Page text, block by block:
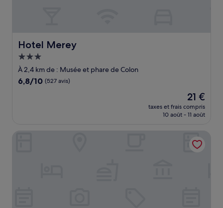
Hotel Merey
Hotel Merey
Hébergement
3.0 étoiles
À 2,4 km de : Musée et phare de Colon
6.8
6,8/10 (527 avis)
Le
nouveau
prix
de
21 €
21 €
taxes et frais compris
10 août - 11 août